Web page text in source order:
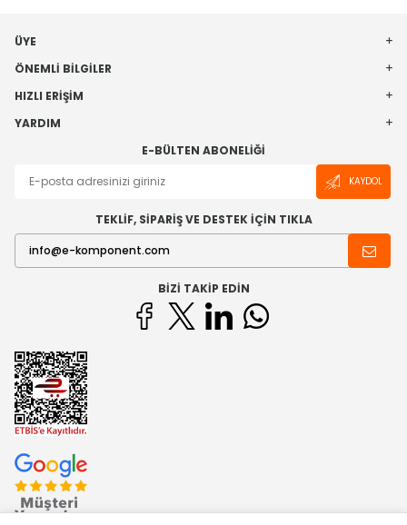
ÜYE
ÖNEMLI BILGILER
HIZLI ERIŞIM
YARDIM
E-BÜLTEN ABONELIĞI
KAYDOL
TEKLİF, SİPARİŞ VE DESTEK İÇİN TIKLA
BIZI TAKIP EDIN